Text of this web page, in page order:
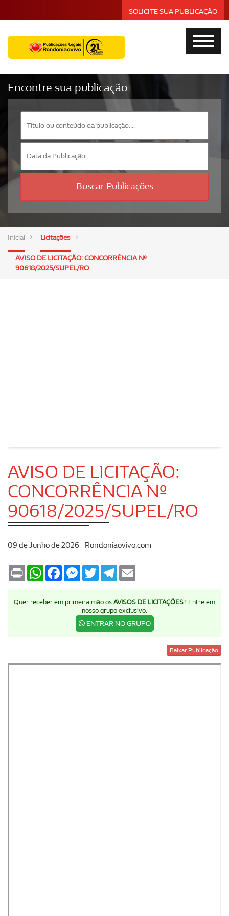
SOLICITE SUA PUBLICAÇÃO
Encontre sua publicação
Buscar Publicações
Inicial Licitações
AVISO DE LICITAÇÃO: CONCORRÊNCIA Nº
90618/2025/SUPEL/RO
AVISO DE LICITAÇÃO:
CONCORRÊNCIA Nº
90618/2025/SUPEL/RO
09 de Junho de 2026 - Rondoniaovivo.com
Print WhatsAppFacebookMessenger
TwitterTelegram
Quer receber em primeira mão os AVISOS DE LICITAÇÕES? Entre em
nosso grupo exclusivo.
ENTRAR NO GRUPO
Baixar Publicação